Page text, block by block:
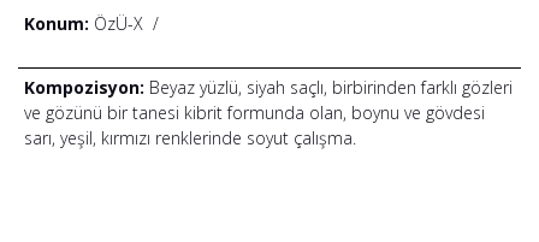
Konum: ÖzÜ-X /
Kompozisyon: Beyaz yüzlü, siyah saçlı, birbirinden farklı gözleri
ve gözünü bir tanesi kibrit formunda olan, boynu ve gövdesi
sarı, yeşil, kırmızı renklerinde soyut çalışma.